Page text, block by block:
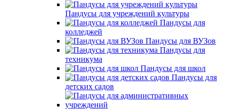
Пандусы для учреждений культуры
Пандусы для
колледжей
Пандусы для ВУЗов
Пандусы для
техникума
Пандусы для школ
Пандусы для
детских садов